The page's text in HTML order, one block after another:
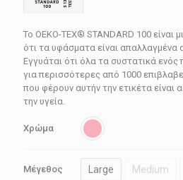
Το OEKO-TEX® STANDARD 100 είναι
ότι τα υφάσματα είναι απαλλαγμένα
Εγγυάται ότι όλα τα συστατικά ενός
για περισσότερες από 1000
που φέρουν αυτήν την ετικέτα είναι
την υγεία.
Χρώμα
Μέγεθος Large Medium